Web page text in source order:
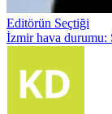
Editörün Seçtiği
İzmir hava durumu: